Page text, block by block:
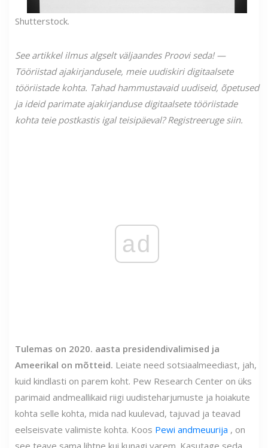
Shutterstock.
See artikkel ilmus algselt väljaandes Proovi seda! —
Tööriistad ajakirjandusele, meie uudiskiri digitaalsete
tööriistade kohta. Tahad hammustavaid uudiseid, õpetused
ja ideid parimate ajakirjanduse digitaalsete tööriistade
kohta teie postkastis igal teisipäeval? Registreeruge siin.
ad
Tulemas on 2020. aasta presidendivalimised ja
Ameerikal on mõtteid. Leiate need sotsiaalmeediast, jah,
kuid kindlasti on parem koht. Pew Research Center on üks
parimaid andmeallikaid riigi uudisteharjumuste ja hoiakute
kohta selle kohta, mida nad kuulevad, tajuvad ja teavad
eelseisvate valimiste kohta. Koos Pewi andmeuurija , on